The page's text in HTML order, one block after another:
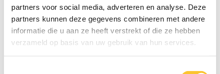
partners voor social media, adverteren en analyse. Deze
partners kunnen deze gegevens combineren met andere
informatie die u aan ze heeft verstrekt of die ze hebben
verzameld op basis van uw gebruik van hun services.
Nieuwsbrief week 30 Subsidieregeling
ondersteuning inzet statushouders
07-26 - 09:50
Nieuwsbrief week 27 Informatieplicht